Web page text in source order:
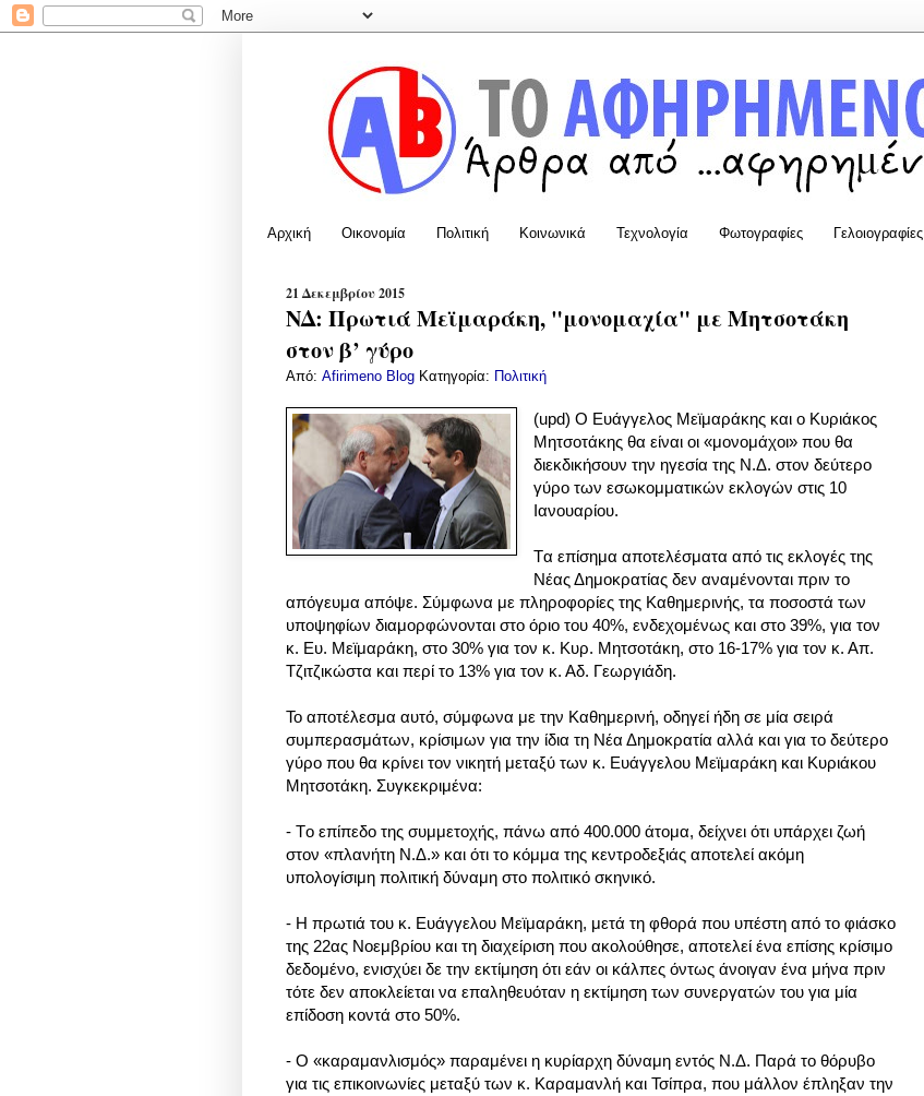
Αρχική Οικονομία Πολιτική Κοινωνικά Τεχνολογία Φωτογραφίες Γελοιογραφίες
21 Δεκεμβρίου 2015
ΝΔ: Πρωτιά Μεϊμαράκη, "μονομαχία" με Μητσοτάκη
στον β’ γύρο
Από: Afirimeno Blog Κατηγορία: Πολιτική
(upd) Ο Ευάγγελος Μεϊμαράκης και ο Κυριάκος
Μητσοτάκης θα είναι οι «μονομάχοι» που θα
διεκδικήσουν την ηγεσία της Ν.Δ. στον δεύτερο
γύρο των εσωκομματικών εκλογών στις 10
Ιανουαρίου.
Tα επίσημα αποτελέσματα από τις εκλογές της
Νέας Δημοκρατίας δεν αναμένονται πριν το
απόγευμα απόψε. Σύμφωνα με πληροφορίες της Καθημερινής, τα ποσοστά των
υποψηφίων διαμορφώνονται στο όριο του 40%, ενδεχομένως και στο 39%, για τον
κ. Ευ. Μεϊμαράκη, στο 30% για τον κ. Κυρ. Μητσοτάκη, στο 16-17% για τον κ. Απ.
Τζιτζικώστα και περί το 13% για τον κ. Αδ. Γεωργιάδη.
Το αποτέλεσμα αυτό, σύμφωνα με την Καθημερινή, οδηγεί ήδη σε μία σειρά
συμπερασμάτων, κρίσιμων για την ίδια τη Νέα Δημοκρατία αλλά και για το δεύτερο
γύρο που θα κρίνει τον νικητή μεταξύ των κ. Ευάγγελου Μεϊμαράκη και Κυριάκου
Μητσοτάκη. Συγκεκριμένα:
- Tο επίπεδο της συμμετοχής, πάνω από 400.000 άτομα, δείχνει ότι υπάρχει ζωή
στον «πλανήτη Ν.Δ.» και ότι το κόμμα της κεντροδεξιάς αποτελεί ακόμη
υπολογίσιμη πολιτική δύναμη στο πολιτικό σκηνικό.
- H πρωτιά του κ. Ευάγγελου Μεϊμαράκη, μετά τη φθορά που υπέστη από το φιάσκο
της 22ας Νοεμβρίου και τη διαχείριση που ακολούθησε, αποτελεί ένα επίσης κρίσιμο
δεδομένο, ενισχύει δε την εκτίμηση ότι εάν οι κάλπες όντως άνοιγαν ένα μήνα πριν
τότε δεν αποκλείεται να επαληθευόταν η εκτίμηση των συνεργατών του για μία
επίδοση κοντά στο 50%.
- O «καραμανλισμός» παραμένει η κυρίαρχη δύναμη εντός Ν.Δ. Παρά το θόρυβο
για τις επικοινωνίες μεταξύ των κ. Καραμανλή και Τσίπρα, που μάλλον έπληξαν την